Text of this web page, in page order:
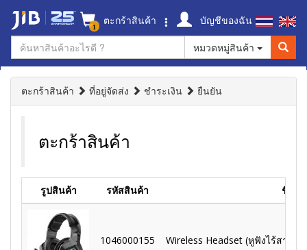
1 ตะกร้าสินค้า
บัญชีของฉัน
หมวดหมู่สินค้า
ตะกร้าสินค้า ที่อยู่จัดส่ง ชำระเงิน ยืนยัน
ตะกร้าสินค้า
รูปสินค้า รหัสสินค้า ชื่อสิ
1046000155 Wireless Headset (หูฟังไร้สาย)